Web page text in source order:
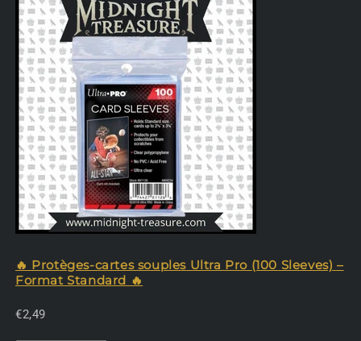
🔥 Protèges-cartes souples Ultra Pro (100 Sleeves) –
Format Standard 🔥
€2,49